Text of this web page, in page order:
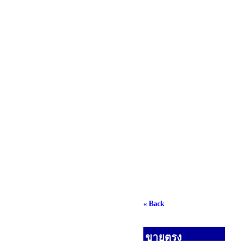
« Back
ขายตรง